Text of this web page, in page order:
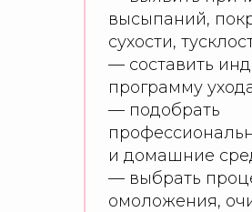
высыпаний,
сухости,
— составить
программу
— подобрать
и домашние
— выбрать
омоложения,